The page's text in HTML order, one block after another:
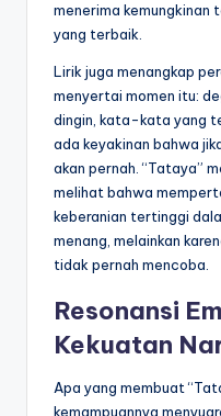
menerima
yang terbaik.
Lirik juga menangkap
menyertai momen itu:
dingin, kata-kata yang
ada keyakinan bahwa
akan pernah. “Tataya”
melihat bahwa
keberanian tertinggi
menang, melainkan
tidak pernah mencoba.
Resonansi
Kekuatan
Apa yang membuat
kemampuannya